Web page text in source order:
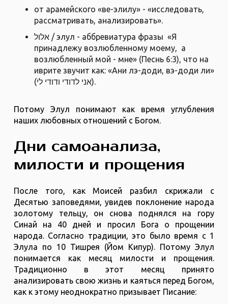
от арамейского «ве-элилу» - «исследовать,
рассматривать, анализировать».
אלול / элул - аббревиатура фразы «Я
принадлежу возлюбленному моему, а
возлюбленный мой - мне» (Песнь 6:3), что на
иврите звучит как: «Ани лэ-доди, вэ-доди ли»
(אני לדודי ודודי לי).
Потому Элул понимают как время углубления
наших любовных отношений с Богом.
Дни самоанализа,
милости и прощения
После того, как Моисей разбил скрижали с
Десятью заповедями, увидев поклонение народа
золотому тельцу, он снова поднялся на гору
Синай на 40 дней и просил Бога о прощении
народа. Согласно традиции, это было время с 1
Элула по 10 Тишрея (Йом Кипур). Потому Элул
понимается как месяц милости и прощения.
Традиционно в этот месяц принято
анализировать свою жизнь и каяться перед Богом,
как к этому неоднократно призывает Писание: